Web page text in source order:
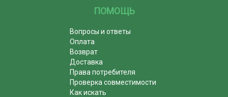
ПОМОЩЬ
Вопросы и ответы
Оплата
Возврат
Доставка
Права потребителя
Проверка совместимости
Как искать